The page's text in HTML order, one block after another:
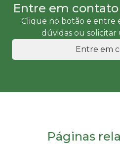
Entre em
Clique no botão e entre
dúvidas ou
Entre em
Páginas